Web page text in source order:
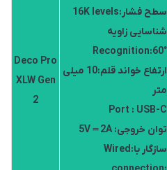
سطح فشار:16K levels
شناسایی زاویه
Recognition:60°
ارتفاع خواند قلم:10 میلی
متر
Port : USB-C
توان خروجی: 5V ⎓ 2A
سازگار با:Wired
Deco Pro
XLW Gen
2